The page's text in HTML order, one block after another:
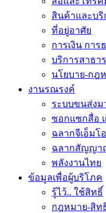
สินค้าและบริ
ที่อยู่อาศัย
การเงิน การ
บริการสาธา
นโยบาย-กฎ
งานรณรงค์
ระบบขนส่ง
ซอกแซกสื่อ
ฉลากจีเอ็มโอ
ฉลากสัญญา
พลังงานไทย
ข้อมูลเพื่อผู้บริโภค
รู้ไว้.. ใช้สิทธิ์
กฎหมาย-สิท